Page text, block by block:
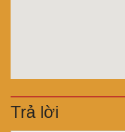
Trả lời